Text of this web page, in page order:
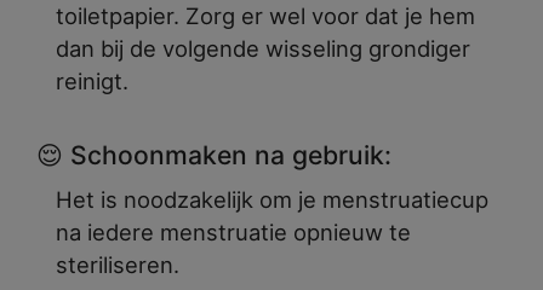
toiletpapier. Zorg er wel voor dat je hem
dan bij de volgende wisseling grondiger
reinigt.
😌 Schoonmaken na gebruik:
Het is noodzakelijk om je menstruatiecup
na iedere menstruatie opnieuw te
steriliseren.